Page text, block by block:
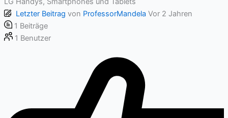
Letzter Beitrag von ProfessorMandela Vor 2 Jahren
1 Beiträge
1 Benutzer